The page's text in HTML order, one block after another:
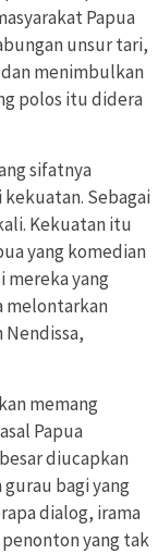
Papua
unsur tari,
menimbulkan
polos itu didera
sifatnya
Sebagai
Kekuatan itu
yang komedian
mereka yang
melontarkan
memang
Papua
diucapkan
gurau bagi yang
dialog, irama
yang tak